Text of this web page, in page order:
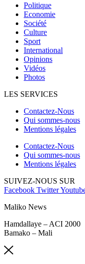
Politique
Economie
Société
Culture
Sport
International
Opinions
Vidéos
Photos
LES SERVICES
Contactez-Nous
Qui sommes-nous
Mentions légales
Contactez-Nous
Qui sommes-nous
Mentions légales
SUIVEZ-NOUS SUR
Facebook Twitter
Maliko News
Hamdallaye – ACI 2000
Bamako – Mali